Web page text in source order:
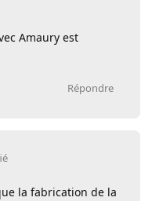
Amaury est
Répondre
la fabrication de la